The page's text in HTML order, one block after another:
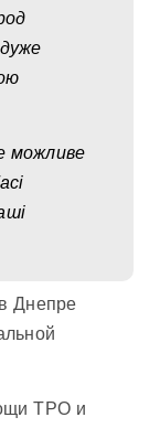
можливе
Днепре
ТРО и